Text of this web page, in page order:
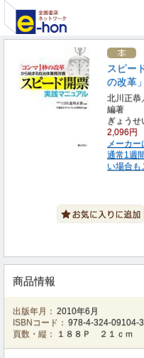
スピー
の改革
北川正
編著
ぎょうせ
2,096円
メーカ
通常1週
い場合も
商品情報
出版年月： 2010年6月
ISBNコード： 978-4-324-09104-3
頁数・縦：
１８８Ｐ ２１ｃｍ